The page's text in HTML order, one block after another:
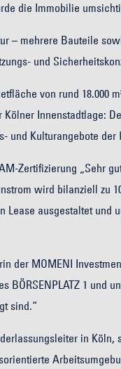
die Immobilie
– mehrere Bauteile
und
von rund 18.000
Innenstadtlage:
und Kulturangebote der
Zertifizierung „Sehr
wird bilanziell zu
Lease ausgestaltet
der MOMENI
BÖRSENPLATZ 1
sind.“
in Köln,